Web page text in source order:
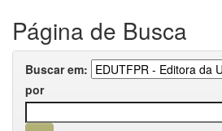
Página de Busca
Buscar em:
por